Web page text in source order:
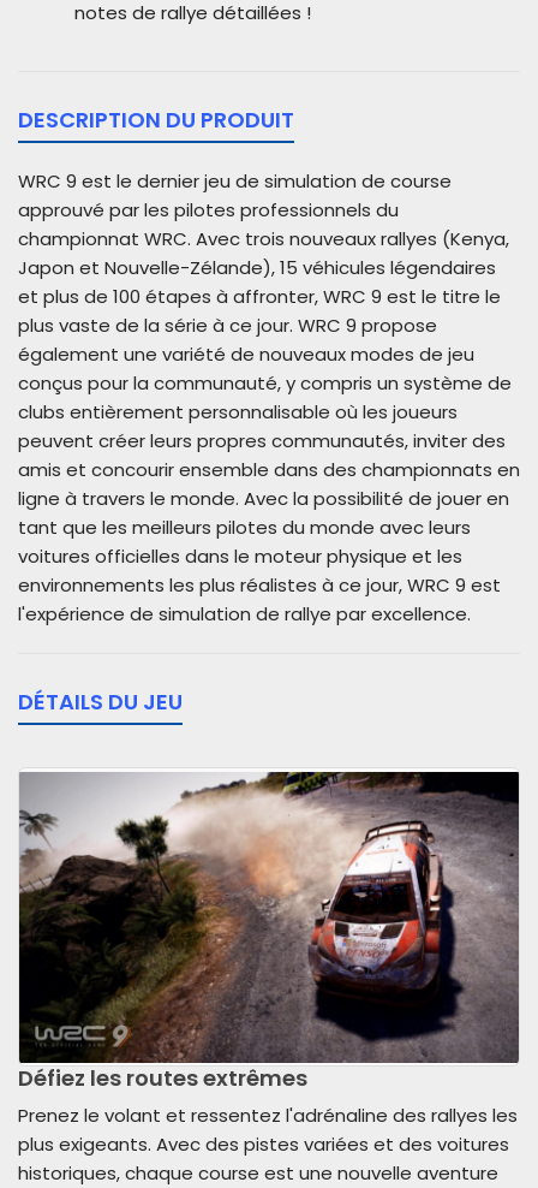
notes de rallye détaillées !
DESCRIPTION DU PRODUIT
WRC 9 est le dernier jeu de simulation de course
approuvé par les pilotes professionnels du
championnat WRC. Avec trois nouveaux rallyes (Kenya,
Japon et Nouvelle-Zélande), 15 véhicules légendaires
et plus de 100 étapes à affronter, WRC 9 est le titre le
plus vaste de la série à ce jour. WRC 9 propose
également une variété de nouveaux modes de jeu
conçus pour la communauté, y compris un système de
clubs entièrement personnalisable où les joueurs
peuvent créer leurs propres communautés, inviter des
amis et concourir ensemble dans des championnats en
ligne à travers le monde. Avec la possibilité de jouer en
tant que les meilleurs pilotes du monde avec leurs
voitures officielles dans le moteur physique et les
environnements les plus réalistes à ce jour, WRC 9 est
l'expérience de simulation de rallye par excellence.
DÉTAILS DU JEU
Défiez les routes extrêmes
Prenez le volant et ressentez l'adrénaline des rallyes les
plus exigeants. Avec des pistes variées et des voitures
historiques, chaque course est une nouvelle aventure